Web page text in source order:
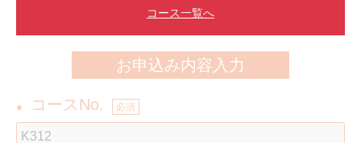
コース一覧へ
お申込み内容入力
● コースNo. 必須